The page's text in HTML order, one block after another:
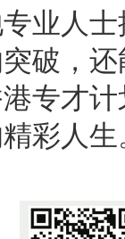
业人
破，
专才
彩人